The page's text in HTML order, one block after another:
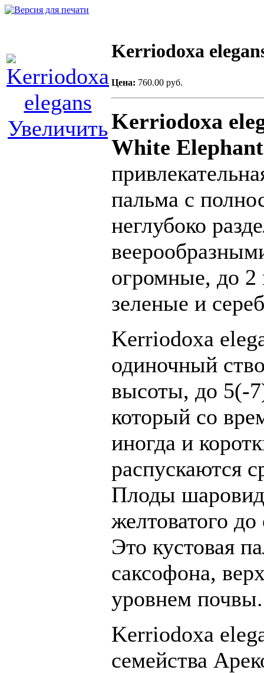
Увеличить
Kerriodoxa
Цена: 760.00 руб.
Kerriodoxa
White
пальма с
неглубоко
огромные, до 2
зеленые и
Kerriodoxa
одиночный
высоты, до 5(-
который со
иногда и
распускаются
Плоды
желтоватого
Это кустовая
саксофона,
уровнем почвы.
Kerriodoxa
семейства